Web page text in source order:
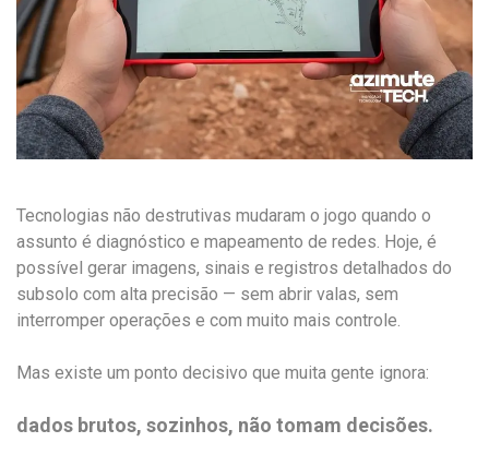
Tecnologias não destrutivas mudaram o jogo quando o
assunto é diagnóstico e mapeamento de redes. Hoje, é
possível gerar imagens, sinais e registros detalhados do
subsolo com alta precisão — sem abrir valas, sem
interromper operações e com muito mais controle.
Mas existe um ponto decisivo que muita gente ignora:
dados brutos, sozinhos, não tomam decisões.